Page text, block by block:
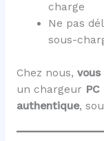
charge
Ne pas
sous-
Chez nous,
un chargeur
authentique,